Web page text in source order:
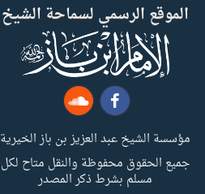
الموقع الرسمي لسماحة الشيخ
مؤسسة الشيخ عبد العزيز بن باز الخيرية
جميع الحقوق محفوظة والنقل متاح لكل
مسلم بشرط ذكر المصدر